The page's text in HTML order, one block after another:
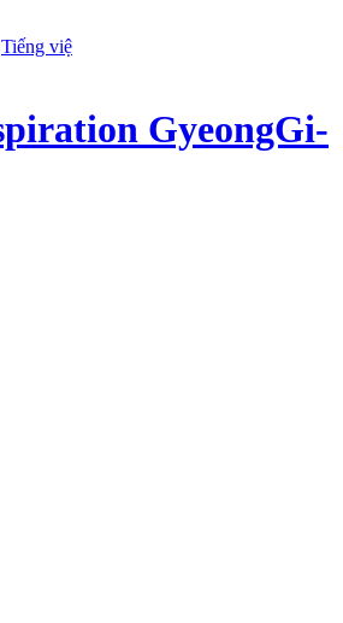
Tiếng việ